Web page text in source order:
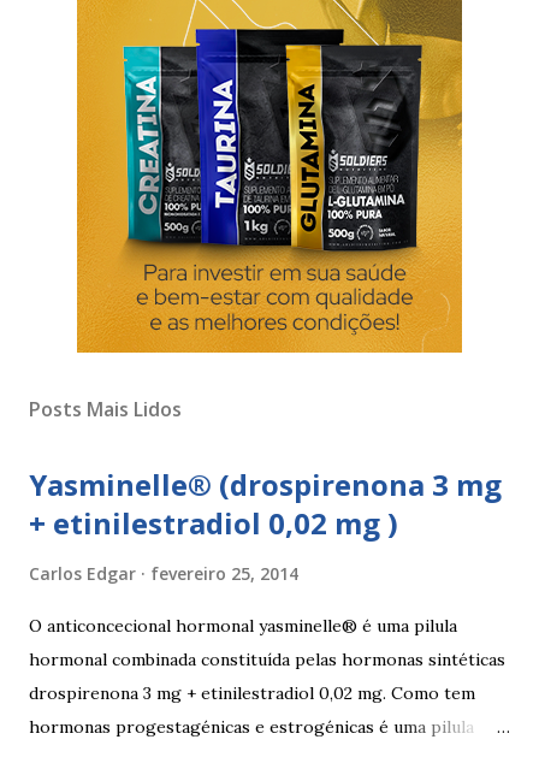
Posts Mais Lidos
Yasminelle® (drospirenona 3 mg
+ etinilestradiol 0,02 mg )
Carlos Edgar fevereiro 25, 2014
O anticoncecional hormonal yasminelle® é uma pilula
hormonal combinada constituída pelas hormonas sintéticas
drospirenona 3 mg + etinilestradiol 0,02 mg. Como tem
hormonas progestagénicas e estrogénicas é uma pilula